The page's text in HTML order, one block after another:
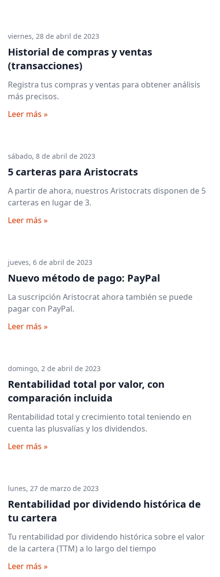
viernes, 28 de abril de 2023
Historial de compras y ventas
(transacciones)
Registra tus compras y ventas para obtener análisis
más precisos.
Leer más »
sábado, 8 de abril de 2023
5 carteras para Aristocrats
A partir de ahora, nuestros Aristocrats disponen de 5
carteras en lugar de 3.
Leer más »
jueves, 6 de abril de 2023
Nuevo método de pago: PayPal
La suscripción Aristocrat ahora también se puede
pagar con PayPal.
Leer más »
domingo, 2 de abril de 2023
Rentabilidad total por valor, con
comparación incluida
Rentabilidad total y crecimiento total teniendo en
cuenta las plusvalías y los dividendos.
Leer más »
lunes, 27 de marzo de 2023
Rentabilidad por dividendo histórica de
tu cartera
Tu rentabilidad por dividendo histórica sobre el valor
de la cartera (TTM) a lo largo del tiempo
Leer más »